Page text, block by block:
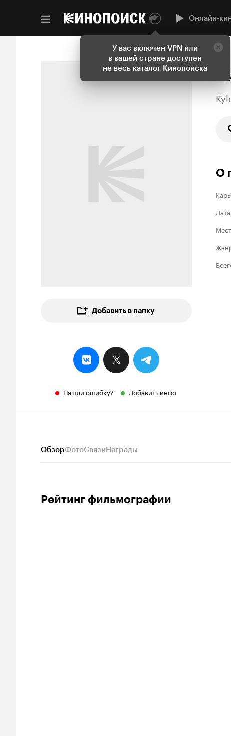
У вас включен VPN или
в вашей стране доступен
не весь каталог Кинопоиска
Онлайн-
Добавить в папку
Нашли ошибку? Добавить инфо
О
ОбзорФотоСвязиНаграды
Рейтинг фильмографии